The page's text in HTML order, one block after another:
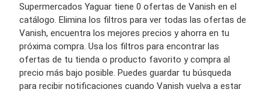
Supermercados Yaguar tiene 0 ofertas de Vanish en el
catálogo. Elimina los filtros para ver todas las ofertas de
Vanish, encuentra los mejores precios y ahorra en tu
próxima compra. Usa los filtros para encontrar las
ofertas de tu tienda o producto favorito y compra al
precio más bajo posible. Puedes guardar tu búsqueda
para recibir notificaciones cuando Vanish vuelva a estar